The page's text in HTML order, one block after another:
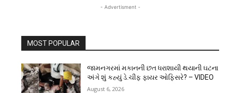
- Advertisment -
MOST POPULAR
જામનગરમાં મકાનની છત ધરાશાયી થયાની ઘટના
અંગે શું કહ્યું ડે.ચીફ ફાયર ઓફિસરે? – VIDEO
August 6, 2026